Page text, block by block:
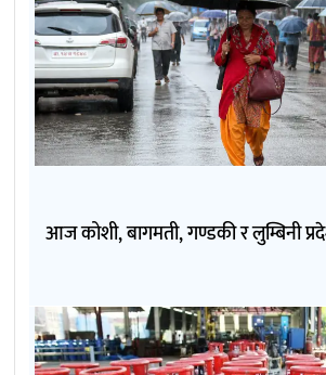
आज कोशी, बागमती, गण्डकी र लुम्बिनी